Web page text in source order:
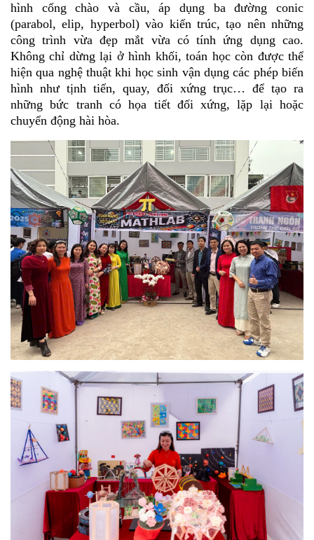
hình cổng chào và cầu, áp dụng ba đường conic
(parabol, elip, hyperbol) vào kiến trúc, tạo nên những
công trình vừa đẹp mắt vừa có tính ứng dụng cao.
Không chỉ dừng lại ở hình khối, toán học còn được thể
hiện qua nghệ thuật khi học sinh vận dụng các phép biến
hình như tịnh tiến, quay, đối xứng trục… để tạo ra
những bức tranh có họa tiết đối xứng, lặp lại hoặc
chuyển động hài hòa.